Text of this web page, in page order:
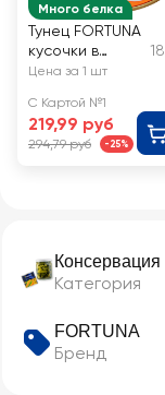
Консервация
Категория
FORTUNA
Бренд
Много белка
Тунец FORTUNA
кусочки в
масле
Цена за 1 шт
С Картой №1
219,99 руб
294,79 руб -25%